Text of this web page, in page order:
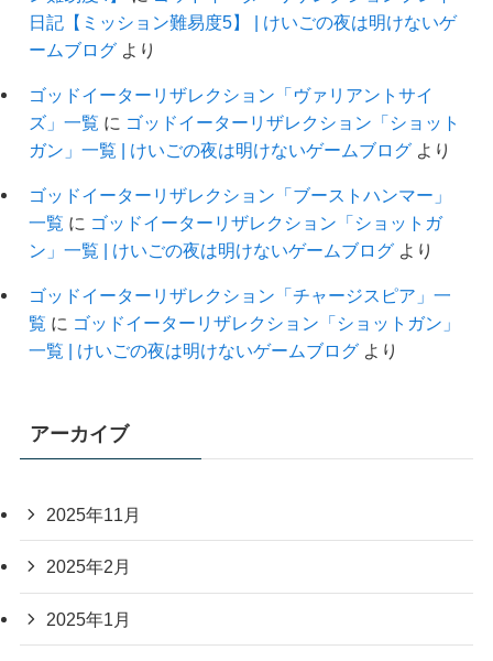
日記【ミッション難易度5】 | けいごの夜は明けないゲ
ームブログより
ゴッドイーターリザレクション「ヴァリアントサイ
ズ」一覧 に ゴッドイーターリザレクション「ショット
ガン」一覧 | けいごの夜は明けないゲームブログより
ゴッドイーターリザレクション「ブーストハンマー」
一覧 に ゴッドイーターリザレクション「ショットガ
ン」一覧 | けいごの夜は明けないゲームブログより
ゴッドイーターリザレクション「チャージスピア」一
覧 に ゴッドイーターリザレクション「ショットガン」
一覧 | けいごの夜は明けないゲームブログより
アーカイブ
2025年11月
2025年2月
2025年1月